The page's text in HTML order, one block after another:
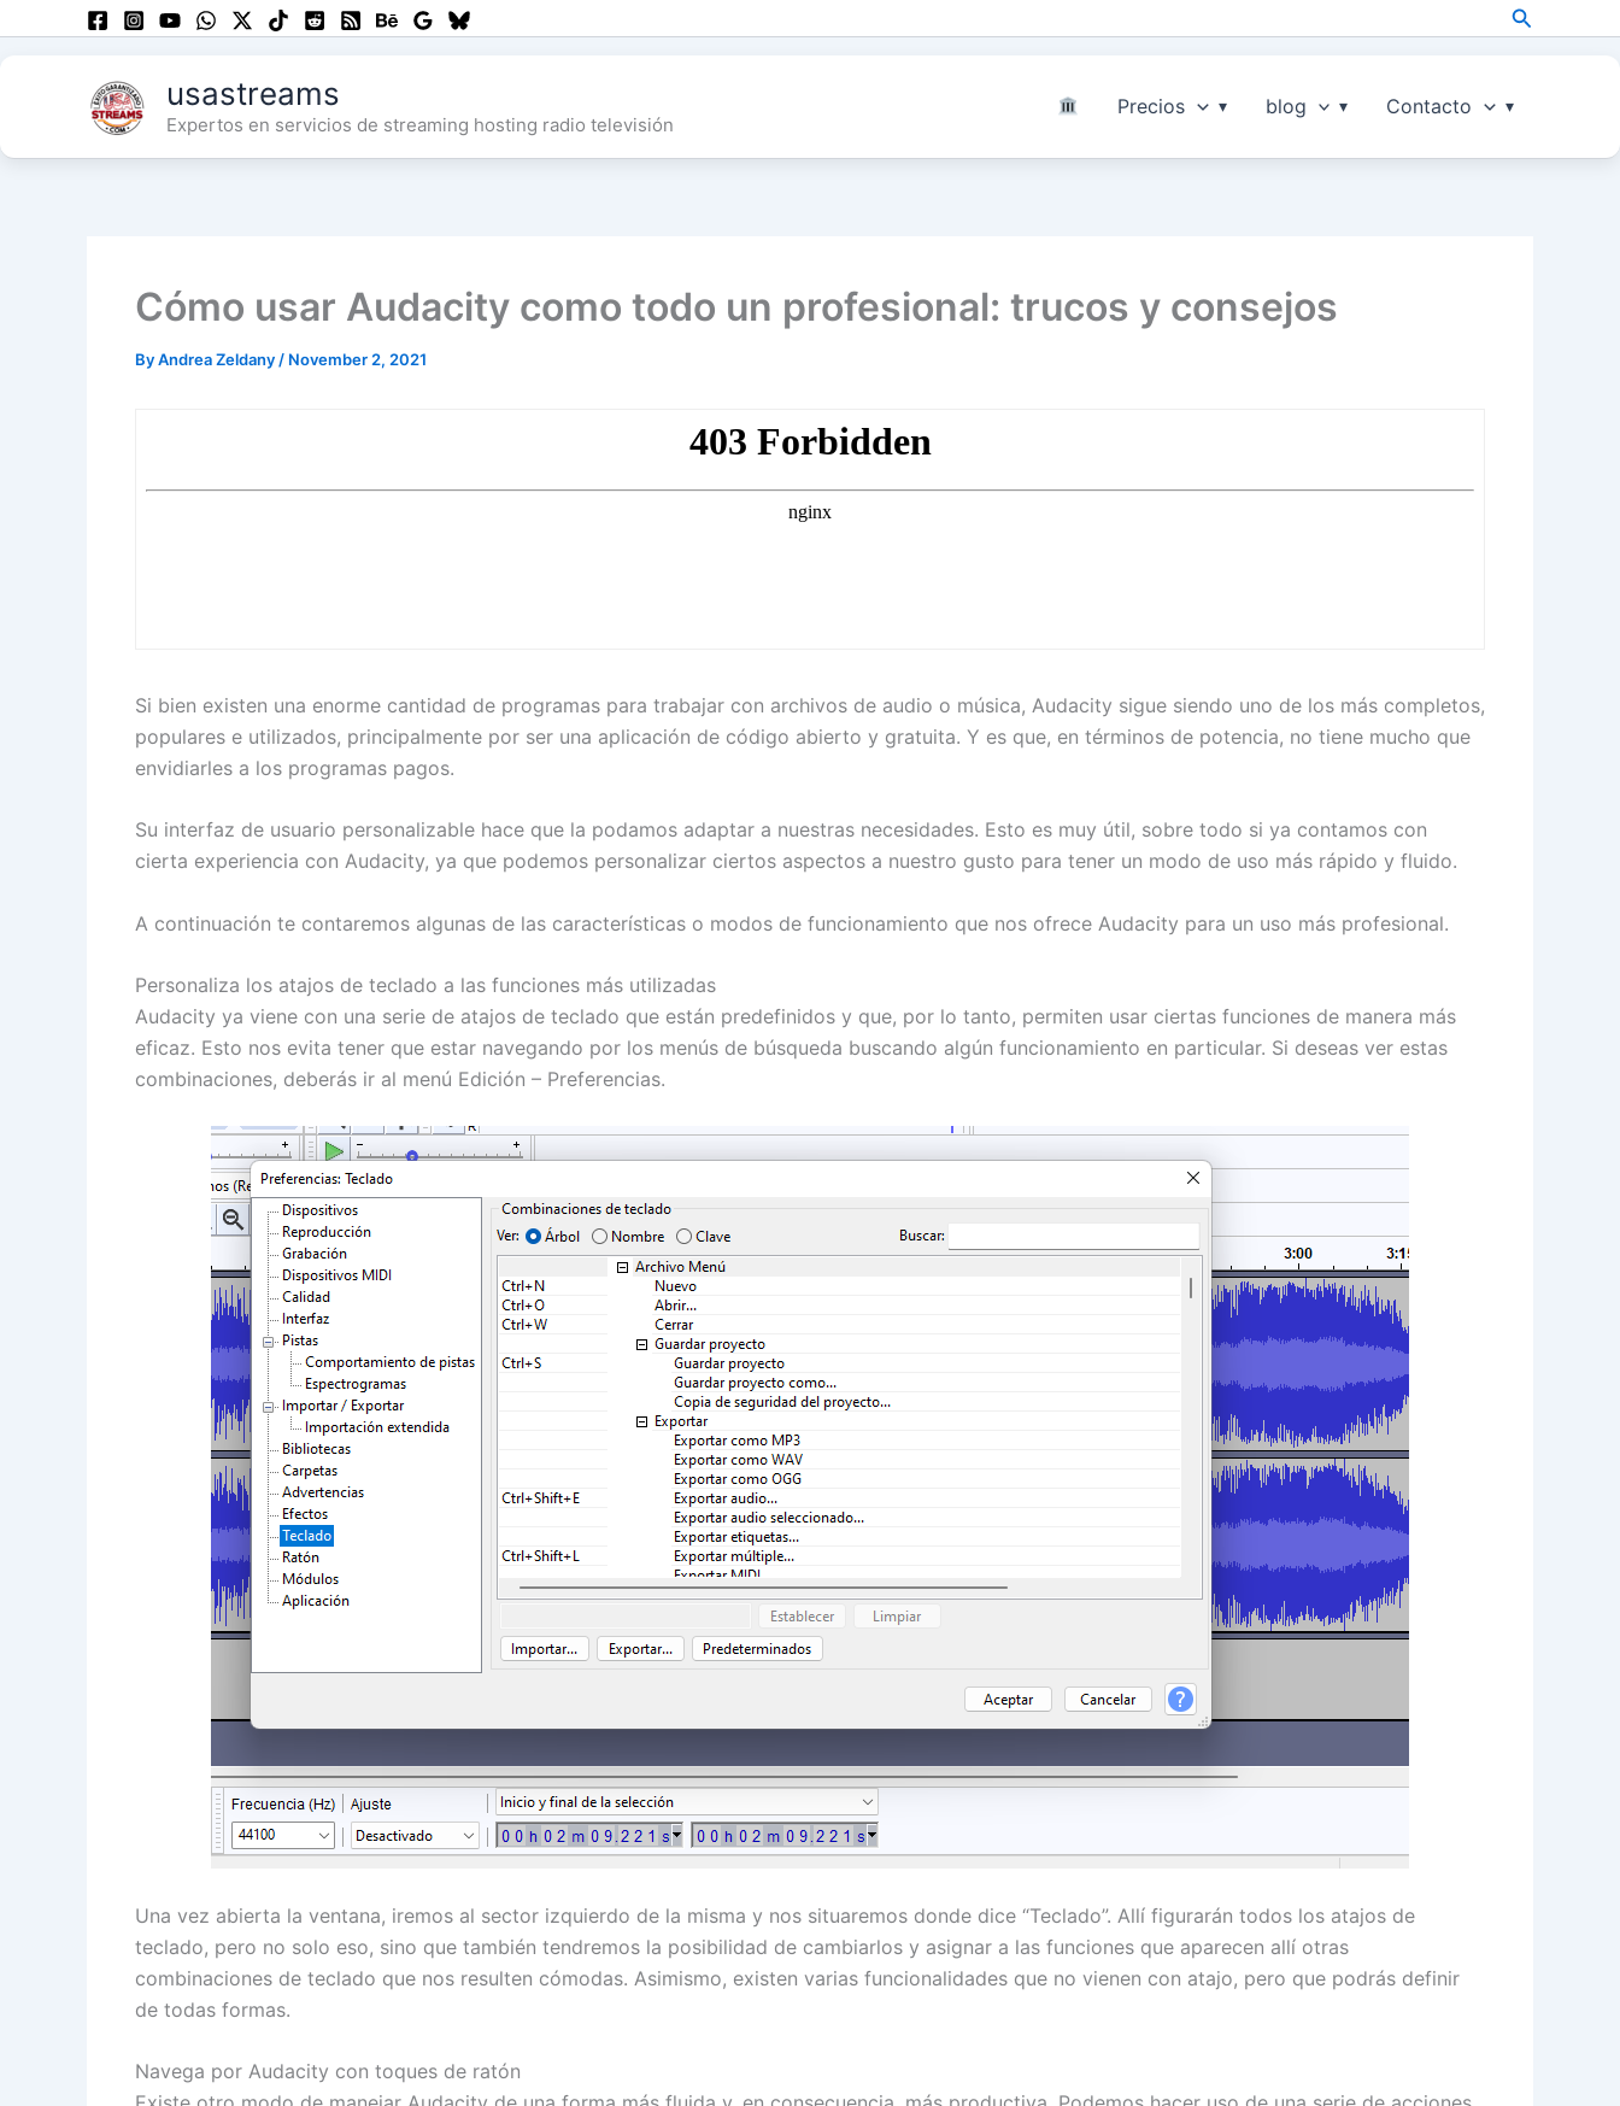
Search
usastreams
Expertos en servicios de streaming hosting radio televisión
Precios blog Contacto
Cómo usar Audacity como todo un profesional: trucos y consejos
ByAndrea Zeldany / November 2, 2021
Si bien existen una enorme cantidad de programas para trabajar con archivos de audio o música, Audacity sigue siendo uno de los más completos,
populares e utilizados, principalmente por ser una aplicación de código abierto y gratuita. Y es que, en términos de potencia, no tiene mucho que
envidiarles a los programas pagos.
Su interfaz de usuario personalizable hace que la podamos adaptar a nuestras necesidades. Esto es muy útil, sobre todo si ya contamos con
cierta experiencia con Audacity, ya que podemos personalizar ciertos aspectos a nuestro gusto para tener un modo de uso más rápido y fluido.
A continuación te contaremos algunas de las características o modos de funcionamiento que nos ofrece Audacity para un uso más profesional.
Personaliza los atajos de teclado a las funciones más utilizadas
Audacity ya viene con una serie de atajos de teclado que están predefinidos y que, por lo tanto, permiten usar ciertas funciones de manera más
eficaz. Esto nos evita tener que estar navegando por los menús de búsqueda buscando algún funcionamiento en particular. Si deseas ver estas
combinaciones, deberás ir al menú Edición – Preferencias.
Una vez abierta la ventana, iremos al sector izquierdo de la misma y nos situaremos donde dice “Teclado”. Allí figurarán todos los atajos de
teclado, pero no solo eso, sino que también tendremos la posibilidad de cambiarlos y asignar a las funciones que aparecen allí otras
combinaciones de teclado que nos resulten cómodas. Asimismo, existen varias funcionalidades que no vienen con atajo, pero que podrás definir
de todas formas.
Navega por Audacity con toques de ratón